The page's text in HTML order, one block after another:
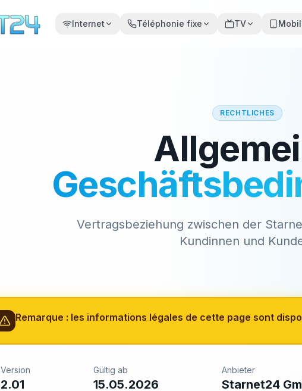
Internet Téléphonie fixe TV
RECHTLICHES
Vertragsbeziehung zwischen der
Kundinnen und
Remarque : les informations légales de cette page sont
Version
2.01
Gültig ab
15.05.2026
Anbieter
Starnet24